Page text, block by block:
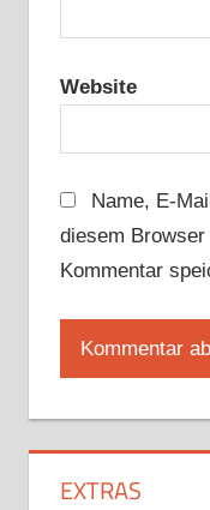
Website
Name, E-
diesem
Kommentar
EXTRAS